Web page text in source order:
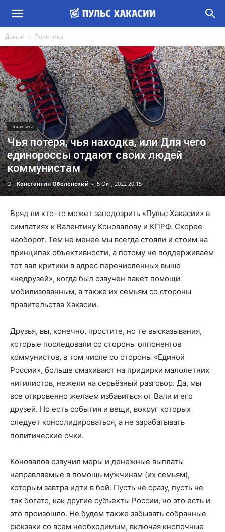
Домой Политика
Политика
Чья потеря, чья находка, или Для чего
единороссы отдают своих людей
коммунистам
От Константин Обеленский - 5 Окт, 2022 20:15
Вряд ли кто-то может заподозрить «Пульс Хакасии» в
симпатиях к Валентину Коновалову и КПРФ. Скорее
наоборот. Тем не менее мы всегда стояли и стоим на
принципах объективности, а потому не поддерживаем
тот вал критики в адрес перечисленных выше
«недрузей», когда был озвучен пакет помощи
мобилизованным, а также их семьям со стороны
правительства Хакасии.
Друзья, вы, конечно, простите, но те высказывания,
которые последовали со стороны оппонентов
коммунистов, в том числе со стороны «Единой
России», больше смахивают на придирки малолетних
нигилистов, нежели на серьёзный разговор. Да, мы
все откровенно желаем избавиться от Вали и его
друзей. Но есть события и вещи, вокруг которых
следует консолидироваться, а не зарабатывать
политические очки.
Коновалов озвучил меры и денежные выплаты
направляемые в помощь мужчинам (их семьям),
которым завтра идти в бой. Пусть не сразу, пусть не
так богато, как другие субъекты России, но это есть и
это произошло. Не будем также забывать собранные
рюкзаки со всем необходимым, включая кнопочные